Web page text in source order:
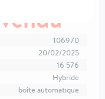
106970
20/02/2025
16 576
Hybride
boîte automatique